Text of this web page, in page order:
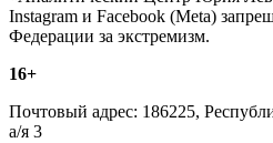
Instagram и Facebook (Metа)
Федерации за экстремизм.
16+
Почтовый адрес: 186225,
а/я 3